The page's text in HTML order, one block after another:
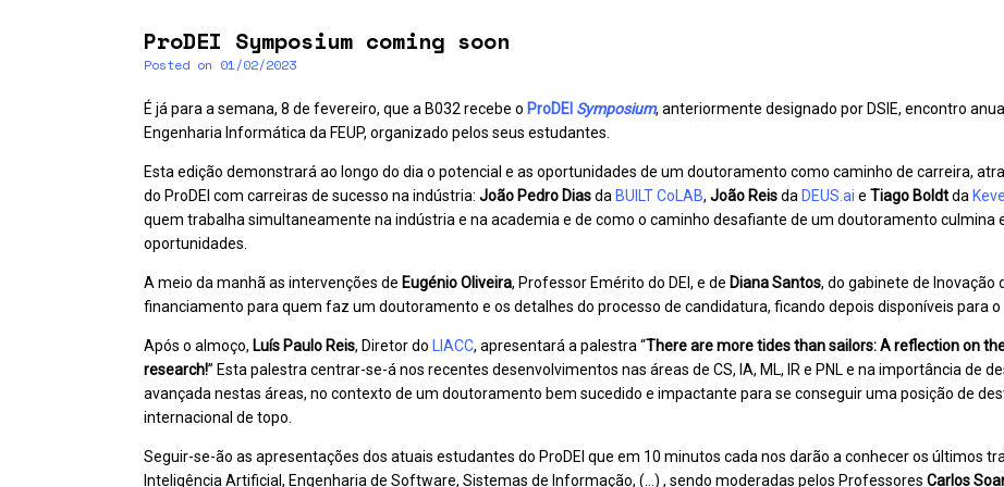
ProDEI Symposium coming soon
Posted on 01/02/2023
É já para a semana, 8 de fevereiro, que a B032 recebe o ProDEI Symposium, anteriormente designado por DSIE, encontro
Engenharia Informática da FEUP, organizado pelos seus estudantes.
Esta edição demonstrará ao longo do dia o potencial e as oportunidades de um doutoramento como caminho de carreira,
do ProDEI com carreiras de sucesso na indústria: João Pedro Diasda BUILT CoLAB, João Reisda DEUS.ai e Tiago Boldtda Kevel
quem trabalha simultaneamente na indústria e na academia e de como o caminho desafiante de um doutoramento culmina
oportunidades.
A meio da manhã as intervenções de Eugénio Oliveira, Professor Emérito do DEI, e de Diana Santos, do gabinete de Inovação
financiamento para quem faz um doutoramento e os detalhes do processo de candidatura, ficando depois disponíveis para
Após o almoço, Luís Paulo Reis, Diretor do LIACC, apresentará a palestra “There are more tides than sailors: A reflection on
research!” Esta palestra centrar-se-á nos recentes desenvolvimentos nas áreas de CS, IA, ML, IR e PNL e na importância de
avançada nestas áreas, no contexto de um doutoramento bem sucedido e impactante para se conseguir uma posição de
internacional de topo.
Seguir-se-ão as apresentações dos atuais estudantes do ProDEI que em 10 minutos cada nos darão a conhecer os últimos
Inteligência Artificial, Engenharia de Software, Sistemas de Informação, (…) , sendo moderadas pelos Professores Carlos